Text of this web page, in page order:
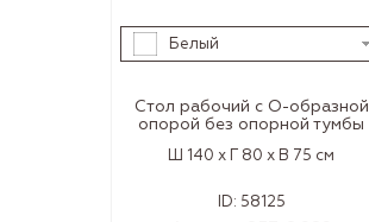
Белый
Стол рабочий с О-образной
опорой без опорной тумбы
Ш 140 x Г 80 x В 75 см
ID: 58125